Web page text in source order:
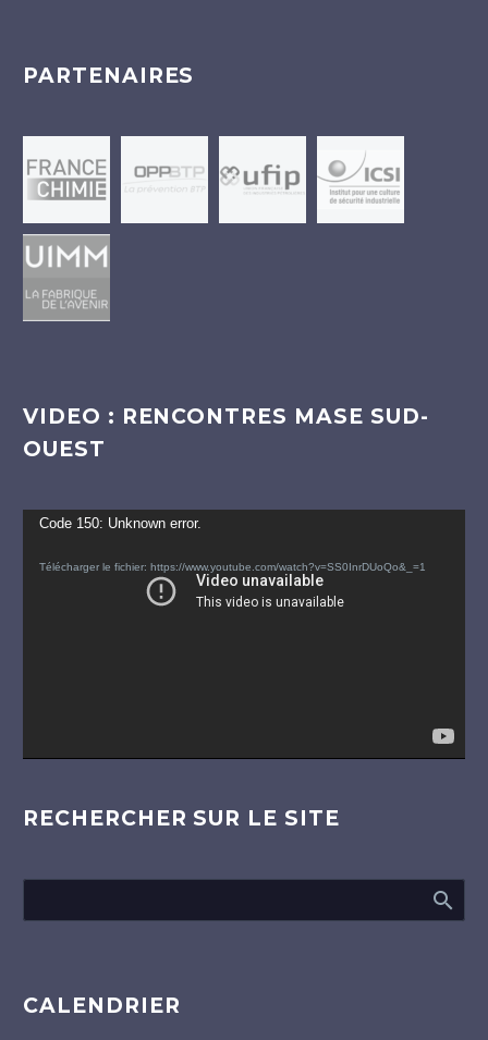
PARTENAIRES
VIDEO : RENCONTRES MASE SUD-
OUEST
Lecteur
Code 150: Unknown error.
Télécharger le fichier: https://www.youtube.com/watch?v=SS0InrDUoQo&_=1
RECHERCHER SUR LE SITE
CALENDRIER